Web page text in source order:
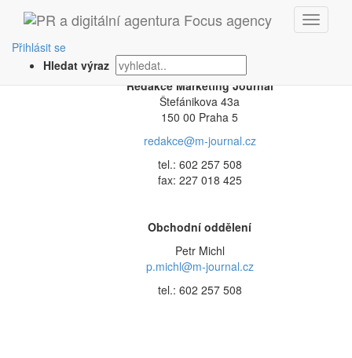
Přihlásit se
Hledat výraz
Kontakt
Redakce Marketing Journal
Štefánikova 43a
150 00 Praha 5
redakce@m-journal.cz
tel.: 602 257 508
fax: 227 018 425
Obchodní oddělení
Petr Michl
p.michl@m-journal.cz
tel.: 602 257 508